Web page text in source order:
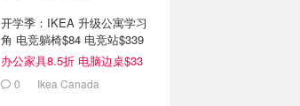
开学季：IKEA 升级公寓学习
角 电竞躺椅$84 电竞站$339
办公家具8.5折 电脑边桌$33
0 Ikea Canada